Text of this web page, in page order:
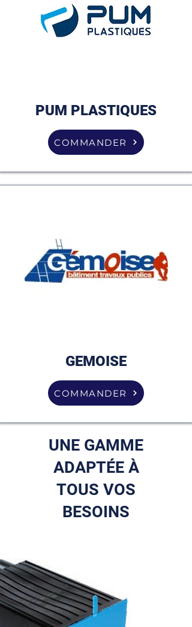
PUM PLASTIQUES
COMMANDER
GEMOISE
COMMANDER
UNE GAMME
ADAPTÉE À
TOUS VOS
BESOINS